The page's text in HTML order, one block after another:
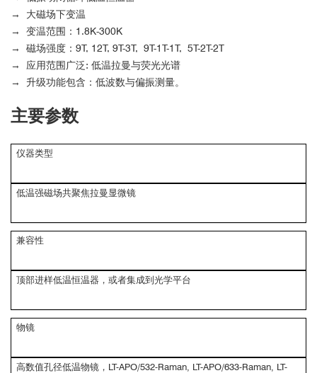
→ 大磁场下变温
→ 变温范围：1.8K-300K
→ 磁场强度：9T, 12T, 9T-3T, 9T-1T-1T, 5T-2T-2T
→ 应用范围广泛: 低温拉曼与荧光光谱
→ 升级功能包含：低波数与偏振测量。
主要参数
仪器类型
低温强磁场共聚焦拉曼显微镜
兼容性
顶部进样低温恒温器，或者集成到光学平台
物镜
高数值孔径低温物镜，LT-APO/532-Raman, LT-APO/633-Raman, LT-